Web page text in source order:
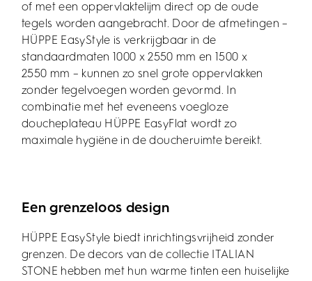
of met een oppervlaktelijm direct op de oude
tegels worden aangebracht. Door de afmetingen –
HÜPPE EasyStyle is verkrijgbaar in de
standaardmaten 1000 x 2550 mm en 1500 x
2550 mm – kunnen zo snel grote oppervlakken
zonder tegelvoegen worden gevormd. In
combinatie met het eveneens voegloze
doucheplateau HÜPPE EasyFlat wordt zo
maximale hygiëne in de doucheruimte bereikt.
Een grenzeloos design
HÜPPE EasyStyle biedt inrichtingsvrijheid zonder
grenzen. De decors van de collectie ITALIAN
STONE hebben met hun warme tinten een huiselijke